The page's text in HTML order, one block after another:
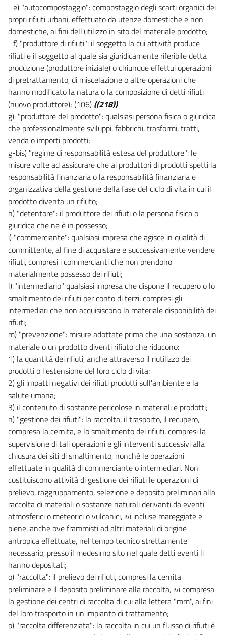
((TITOLO V
NORME TRANSITORIE E FINALI))
33
34
35
36
37
38
39
40
41
42
43
44
45
46
47
48
49
50
52
PARTE TERZA
NORME IN MATERIA DI DIFESA DEL SUOLO E LOTTA ALLA
DESERTIFICAZIONE, DI TUTELA DELLE ACQUE DALL'INQUINAMENTO E DI
GESTIONE DELLE RISORSE IDRICHE
SEZIONE I
NORME IN MATERIA DI DIFESA DEL SUOLO E LOTTA ALLA
DESERTIFICAZIONE
TITOLO I
PRINCIPI GENERALI E COMPETENZE
CAPO I
PRINCIPI GENERALI
53
54
55
56
CAPO II
COMPETENZE
57
57 bis
58
59
60
61
e) "autocompostaggio": compostaggio degli scarti organici dei
propri rifiuti urbani, effettuato da utenze domestiche e non
domestiche, ai fini dell'utilizzo in sito del materiale prodotto;
f) "produttore di rifiuti": il soggetto la cui attività produce
rifiuti e il soggetto al quale sia giuridicamente riferibile detta
produzione (produttore iniziale) o chiunque effettui operazioni
di pretrattamento, di miscelazione o altre operazioni che
hanno modificato la natura o la composizione di detti rifiuti
(nuovo produttore); (106) ((218))
g): "produttore del prodotto": qualsiasi persona fisica o giuridica
che professionalmente sviluppi, fabbrichi, trasformi, tratti,
venda o importi prodotti;
g-bis) "regime di responsabilità estesa del produttore": le
misure volte ad assicurare che ai produttori di prodotti spetti la
responsabilità finanziaria o la responsabilità finanziaria e
organizzativa della gestione della fase del ciclo di vita in cui il
prodotto diventa un rifiuto;
h) "detentore": il produttore dei rifiuti o la persona fisica o
giuridica che ne è in possesso;
i) "commerciante": qualsiasi impresa che agisce in qualità di
committente, al fine di acquistare e successivamente vendere
rifiuti, compresi i commercianti che non prendono
materialmente possesso dei rifiuti;
l) "intermediario" qualsiasi impresa che dispone il recupero o lo
smaltimento dei rifiuti per conto di terzi, compresi gli
intermediari che non acquisiscono la materiale disponibilità dei
rifiuti;
m) "prevenzione": misure adottate prima che una sostanza, un
materiale o un prodotto diventi rifiuto che riducono:
1) la quantità dei rifiuti, anche attraverso il riutilizzo dei
prodotti o l'estensione del loro ciclo di vita;
2) gli impatti negativi dei rifiuti prodotti sull'ambiente e la
salute umana;
3) il contenuto di sostanze pericolose in materiali e prodotti;
n) "gestione dei rifiuti": la raccolta, il trasporto, il recupero,
compresa la cernita, e lo smaltimento dei rifiuti, compresi la
supervisione di tali operazioni e gli interventi successivi alla
chiusura dei siti di smaltimento, nonché le operazioni
effettuate in qualità di commerciante o intermediari. Non
costituiscono attività di gestione dei rifiuti le operazioni di
prelievo, raggruppamento, selezione e deposito preliminari alla
raccolta di materiali o sostanze naturali derivanti da eventi
atmosferici o meteorici o vulcanici, ivi incluse mareggiate e
piene, anche ove frammisti ad altri materiali di origine
antropica effettuate, nel tempo tecnico strettamente
necessario, presso il medesimo sito nel quale detti eventi li
hanno depositati;
o) "raccolta": il prelievo dei rifiuti, compresi la cernita
preliminare e il deposito preliminare alla raccolta, ivi compresa
la gestione dei centri di raccolta di cui alla lettera "mm", ai fini
del loro trasporto in un impianto di trattamento;
p) "raccolta differenziata": la raccolta in cui un flusso di rifiuti è